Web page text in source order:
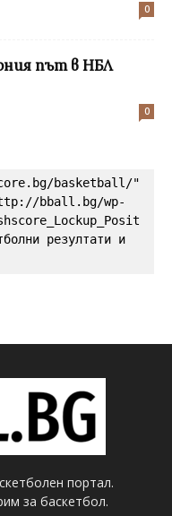
0
път в НБЛ
0
basketball/"
bball.bg/wp-
резултати и
портал.
за баскетбол.